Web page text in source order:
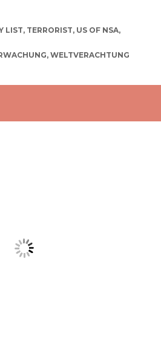
LIST, TERRORIST, US OF NSA,
, WELTVERACHTUNG